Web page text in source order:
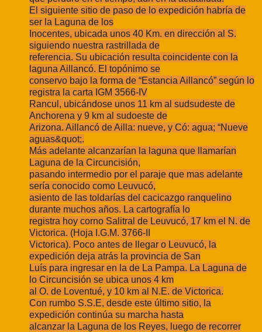
El siguiente sitio de paso de lo expedición habría de
ser la Laguna de los
Inocentes, ubicada unos 40 Km. en dirección al S.
siguiendo nuestra rastrillada de
referencia. Su ubicación resulta coincidente con la
laguna Aillancó. El topónimo se
conservo bajo la forma de “Estancia Aillancó” según lo
registra la carta IGM 3566-IV
Rancul, ubicándose unos 11 km al sudsudeste de
Anchorena y 9 km al sudoeste de
Arizona. Aillancó de Ailla: nueve, y Có: agua; “Nueve
aguas&quot;.
Más adelante alcanzarían la laguna que llamarían
Laguna de la Circuncisión,
pasando intermedio por el paraje que mas adelante
sería conocido como Leuvucó,
asiento de las toldarías del cacicazgo ranquelino
durante muchos años. La cartografía lo
registra hoy corno Salitral de Leuvucó, 17 km el N. de
Victorica. (Hoja I.G.M. 3766-II
Victorica). Poco antes de llegar o Leuvucó, la
expedición deja atrás la provincia de San
Luís para ingresar en la de La Pampa. La Laguna de
lo Circuncisión se ubica unos 4 km
al O. de Loventué, y 10 km al N.E. de Victorica.
Con rumbo S.S.E, desde este último sitio, la
expedición continúa su marcha hasta
alcanzar la Laguna de los Reyes, luego de recorrer